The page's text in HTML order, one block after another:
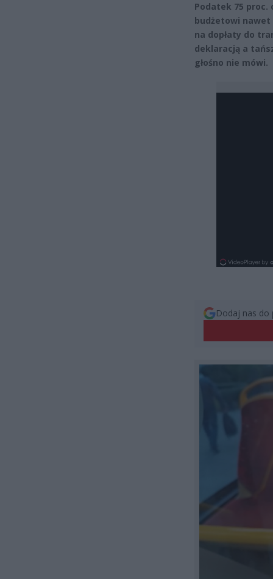
Podatek 75 proc.
budżetowi nawet
na dopłaty do
deklaracją a
głośno nie mówi.
Dodaj nas do